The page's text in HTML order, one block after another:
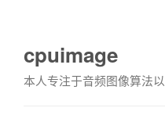
cpuimage
本人专注于音频图像算法